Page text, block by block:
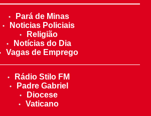
Pará de Minas
Noticias Policiais
Religião
Notícias do Dia
Vagas de Emprego
Rádio Stilo FM
Padre Gabriel
Diocese
Vaticano